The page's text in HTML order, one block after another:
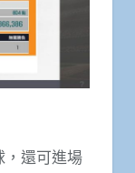
還可進場